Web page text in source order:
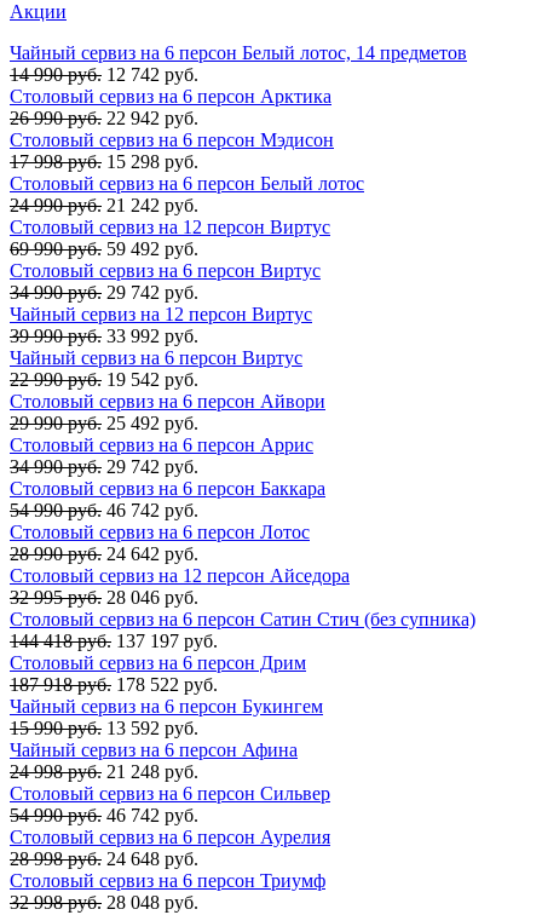
Акции
Чайный сервиз на 6 персон Белый лотос, 14 предметов
14 990 руб. 12 742 руб.
Столовый сервиз на 6 персон Арктика
26 990 руб. 22 942 руб.
Столовый сервиз на 6 персон Мэдисон
17 998 руб. 15 298 руб.
Столовый сервиз на 6 персон Белый лотос
24 990 руб. 21 242 руб.
Столовый сервиз на 12 персон Виртус
69 990 руб. 59 492 руб.
Столовый сервиз на 6 персон Виртус
34 990 руб. 29 742 руб.
Чайный сервиз на 12 персон Виртус
39 990 руб. 33 992 руб.
Чайный сервиз на 6 персон Виртус
22 990 руб. 19 542 руб.
Столовый сервиз на 6 персон Айвори
29 990 руб. 25 492 руб.
Столовый сервиз на 6 персон Аррис
34 990 руб. 29 742 руб.
Столовый сервиз на 6 персон Баккара
54 990 руб. 46 742 руб.
Столовый сервиз на 6 персон Лотос
28 990 руб. 24 642 руб.
Столовый сервиз на 12 персон Айседора
32 995 руб. 28 046 руб.
Столовый сервиз на 6 персон Сатин Стич (без супника)
144 418 руб. 137 197 руб.
Столовый сервиз на 6 персон Дрим
187 918 руб. 178 522 руб.
Чайный сервиз на 6 персон Букингем
15 990 руб. 13 592 руб.
Чайный сервиз на 6 персон Афина
24 998 руб. 21 248 руб.
Столовый сервиз на 6 персон Сильвер
54 990 руб. 46 742 руб.
Столовый сервиз на 6 персон Аурелия
28 998 руб. 24 648 руб.
Столовый сервиз на 6 персон Триумф
32 998 руб. 28 048 руб.